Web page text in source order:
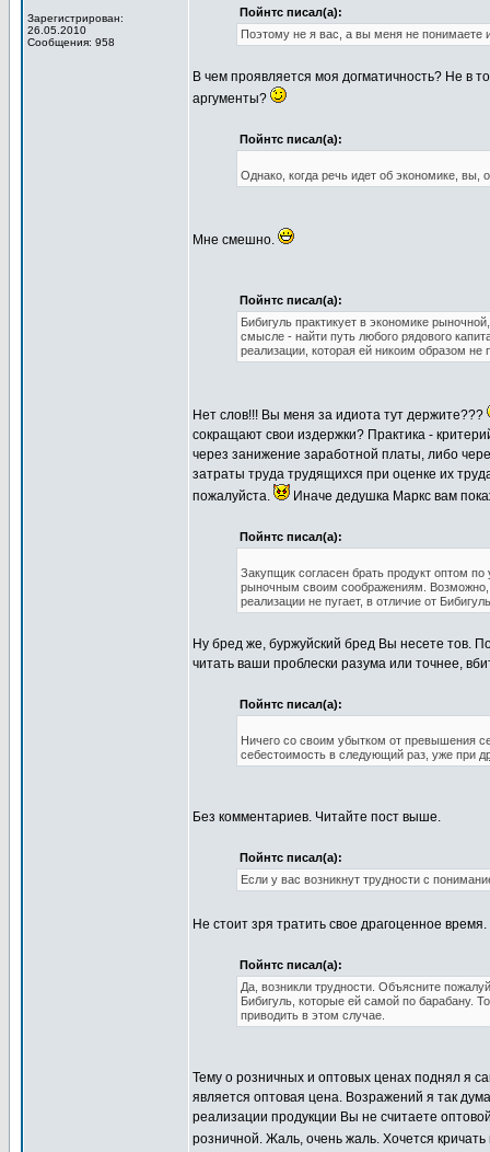
Зарегистрирован:
26.05.2010
Сообщения: 958
Пойнтс писал(а):
Поэтому не я вас, а вы меня не понимаете
В чем проявляется моя догматичность? Не в
аргументы?
Пойнтс писал(а):
Однако, когда речь идет об экономике, вы,
Мне смешно.
Пойнтс писал(а):
Бибигуль практикует в экономике
смысле - найти путь любого рядового
реализации, которая ей никоим образом не
Нет слов!!! Вы меня за идиота тут держите???
сокращают свои издержки? Практика -
через занижение заработной платы, либо
затраты труда трудящихся при оценке их
пожалуйста.
Иначе дедушка Маркс вам
Пойнтс писал(а):
Закупщик согласен брать продукт оптом
рыночным своим соображениям. Возможно,
реализации не пугает, в отличие от
Ну бред же, буржуйский бред Вы несете тов.
читать ваши проблески разума или точнее,
Пойнтс писал(а):
Ничего со своим убытком от превышения
себестоимость в следующий раз, уже при
Без комментариев. Читайте пост выше.
Пойнтс писал(а):
Если у вас возникнут трудности с
Не стоит зря тратить свое драгоценное
Пойнтс писал(а):
Да, возникли трудности. Объясните
Бибигуль, которые ей самой по барабану.
приводить в этом случае.
Тему о розничных и оптовых ценах поднял я
является оптовая цена. Возражений я так
реализации продукции Вы не считаете
розничной. Жаль, очень жаль. Хочется